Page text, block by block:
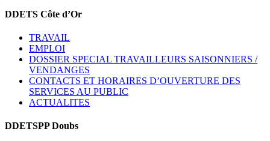
DDETS Côte d’Or
TRAVAIL
EMPLOI
DOSSIER SPECIAL TRAVAILLEURS SAISONNIERS /
VENDANGES
CONTACTS ET HORAIRES D’OUVERTURE DES
SERVICES AU PUBLIC
ACTUALITES
DDETSPP Doubs